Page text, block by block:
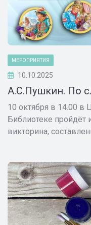
МЕРОПРИЯТИЯ
10.10.2025
А.С.Пушкин. По
10 октября в 14.00 в
Библиотеке пройдёт
викторина,